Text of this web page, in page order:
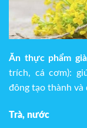
Ăn thực phẩm
trích, cá cơm):
đông tạo thành và
Trà, nước